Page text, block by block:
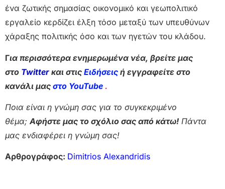
ένα ζωτικής σημασίας οικονομικό και γεωπολιτικό
εργαλείο κερδίζει έλξη τόσο μεταξύ των υπευθύνων
χάραξης πολιτικής όσο και των ηγετών του κλάδου.
Για περισσότερα ενημερωμένα νέα, βρείτε μας
στο Twitter και στις Ειδήσεις ή εγγραφείτε στο
κανάλι μας στο YouTube .
Ποια είναι η γνώμη σας για το συγκεκριμένο
θέμα;Αφήστε μας το σχόλιο σας από κάτω! Πάντα
μας ενδιαφέρει η γνώμη σας!
Αρθρογράφος: Dimitrios Alexandridis